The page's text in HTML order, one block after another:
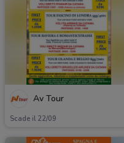
Av Tour
Scade il 22/09